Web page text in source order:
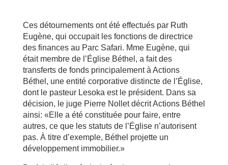
Ces détournements ont été effectués par Ruth
Eugène, qui occupait les fonctions de directrice
des finances au Parc Safari. Mme Eugène, qui
était membre de l’Église Béthel, a fait des
transferts de fonds principalement à Actions
Béthel, une entité corporative distincte de l’Église,
dont le pasteur Lesoka est le président. Dans sa
décision, le juge Pierre Nollet décrit Actions Béthel
ainsi: «Elle a été constituée pour faire, entre
autres, ce que les statuts de l’Église n’autorisent
pas. À titre d’exemple, Béthel projette un
développement immobilier.»